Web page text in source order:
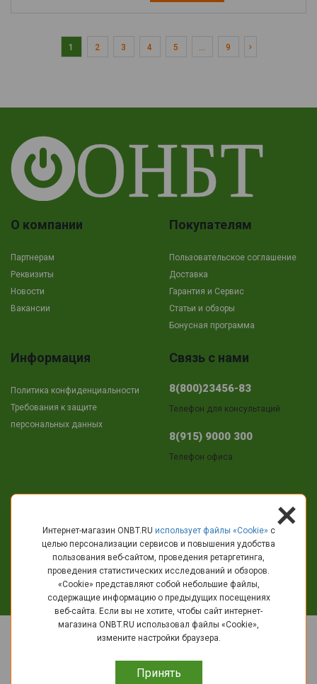
1 2 3 4 5 ... 9
О компании
Партнерам
Реквизиты
Новости
Вакансии
Покупателям
Пользовательское соглашение
Доставка
Гарантия и Сервис
Cтатьи и обзоры
Бонусная программа
Информация
Политика конфиденциальности
Требования к защите
персональных данных
Связь с нами
8(800)23456-83
Телефон для консультаций
8(915) 9000 300
Телефон офиса
г.Кострома
пр-т Текстильщиков, 11
info@onbt.ru
© 2010 - 2026 ОНБT.РУ - Интернет-магазин крупно бытовой техники и
Вы принимаете условияполитики в отношении обработки
пользовательского соглашения
+
Интернет-магазин ONBT.RU использует файлы «Сookie» с
целью персонализации сервисов и повышения удобства
пользования веб-сайтом, проведения ретаргетинга,
проведения статистических исследований и обзоров.
«Cookie» представляют собой небольшие файлы,
содержащие информацию о предыдущих посещениях
веб-сайта. Если вы не хотите, чтобы сайт интернет-
магазина ONBT.RU использовал файлы «Сookie»,
измените настройки браузера.
Принять